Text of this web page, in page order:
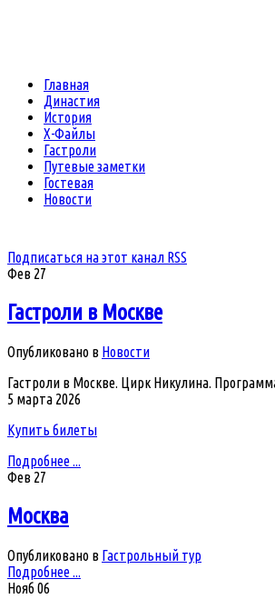
Главная
Династия
История
Х-Файлы
Гастроли
Путевые заметки
Гостевая
Новости
Подписаться на этот канал RSS
Фев 27
Гастроли в Москве
Опубликовано в Новости
Гастроли в Москве. Цирк Никулина.
5 марта 2026
Купить билеты
Подробнее ...
Фев 27
Москва
Опубликовано в Гастрольный тур
Подробнее ...
Нояб06